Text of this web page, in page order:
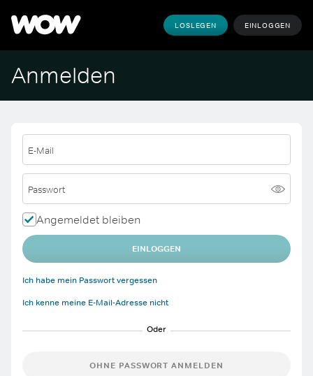
LOSLEGEN EINLOGGEN
Anmelden
E-Mail
Passwort
Angemeldet bleiben
EINLOGGEN
Ich habe mein Passwort vergessen
Ich kenne meine E-Mail-Adresse nicht
OHNE PASSWORT ANMELDEN